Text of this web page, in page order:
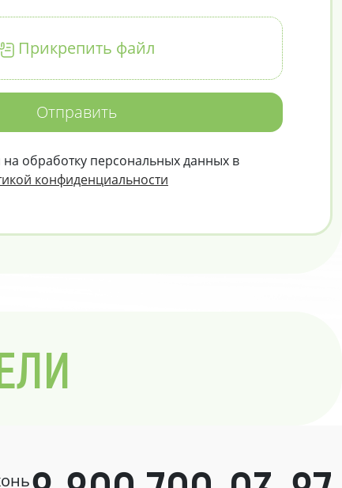
Прикрепить файл
Отправить
на обработку персональных данных в
конфиденциальности